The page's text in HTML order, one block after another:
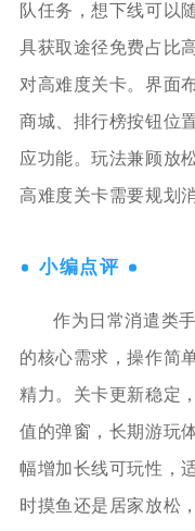
队任务，想下线可以
具获取途径免费占比
对高难度关卡。界面
商城、排行榜按钮位
应功能。玩法兼顾放
高难度关卡需要规划
小编点评
作为日常消遣类
的核心需求，操作简
精力。关卡更新稳定
值的弹窗，长期游玩
幅增加长线可玩性，
时摸鱼还是居家放松